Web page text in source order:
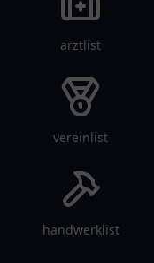
arztlist
vereinlist
handwerklist